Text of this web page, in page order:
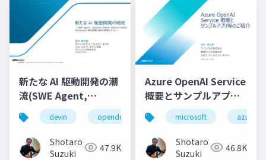
新たな AI 駆動開発の潮
流(SWE Agent,
AutoDev,Devin,
GitHub Copilot
Workspace等)
devin opendevin azure autodev
Shotaro
Suzuki
47.9K
Azure OpenAI Service
概要とサンプルアプリ
等のご紹介
microsoft azure
Shotaro
Suzuki
46.8K